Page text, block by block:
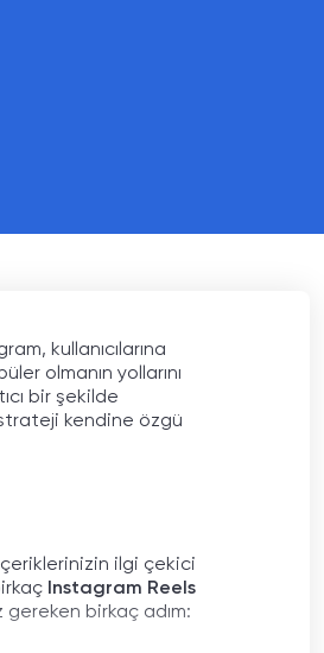
kullanıcılarına
olmanın yollarını
bir şekilde
kendine özgü
ilgi çekici
Instagram Reels
gereken birkaç adım: